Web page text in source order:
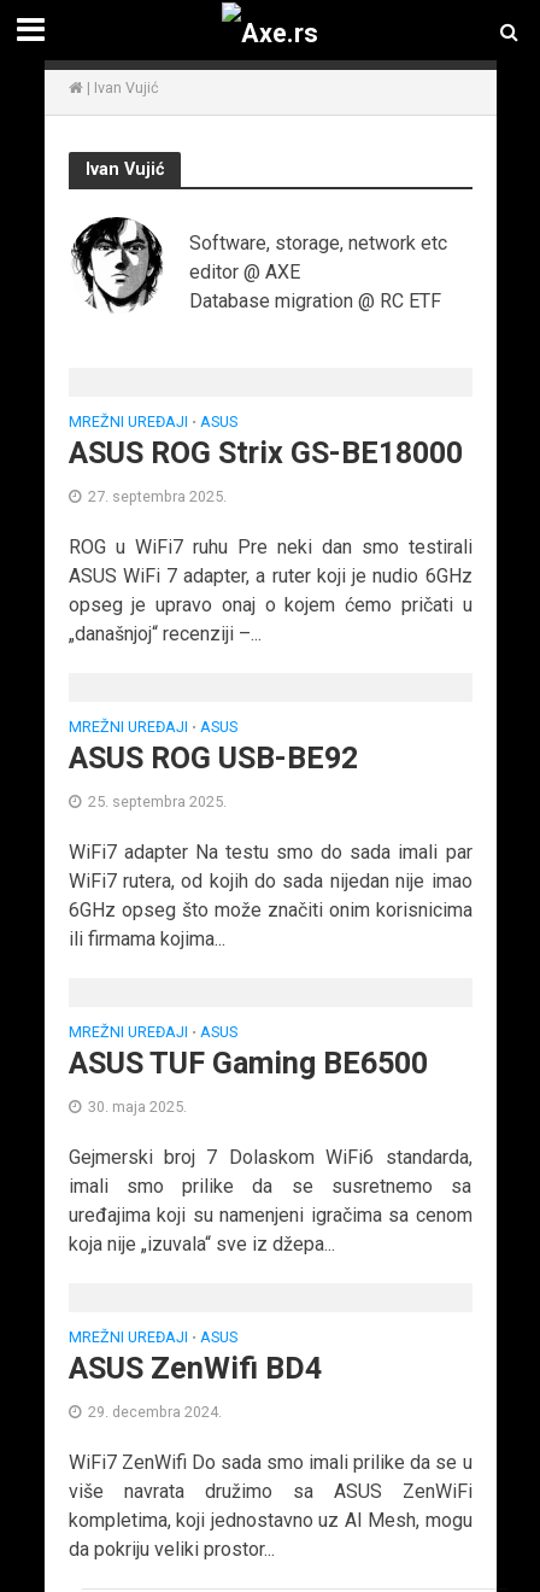
| Ivan Vujić
Ivan Vujić
Software, storage, network etc
editor @ AXE
Database migration @ RC ETF
MREŽNI UREĐAJI • ASUS
ASUS ROG Strix GS-BE18000
27. septembra 2025.
ROG u WiFi7 ruhu Pre neki dan smo testirali
ASUS WiFi 7 adapter, a ruter koji je nudio 6GHz
opseg je upravo onaj o kojem ćemo pričati u
„današnjoj“ recenziji –...
MREŽNI UREĐAJI • ASUS
ASUS ROG USB-BE92
25. septembra 2025.
WiFi7 adapter Na testu smo do sada imali par
WiFi7 rutera, od kojih do sada nijedan nije imao
6GHz opseg što može značiti onim korisnicima
ili firmama kojima...
MREŽNI UREĐAJI • ASUS
ASUS TUF Gaming BE6500
30. maja 2025.
Gejmerski broj 7 Dolaskom WiFi6 standarda,
imali smo prilike da se susretnemo sa
uređajima koji su namenjeni igračima sa cenom
koja nije „izuvala“ sve iz džepa...
MREŽNI UREĐAJI • ASUS
ASUS ZenWifi BD4
29. decembra 2024.
WiFi7 ZenWifi Do sada smo imali prilike da se u
više navrata družimo sa ASUS ZenWiFi
kompletima, koji jednostavno uz AI Mesh, mogu
da pokriju veliki prostor...